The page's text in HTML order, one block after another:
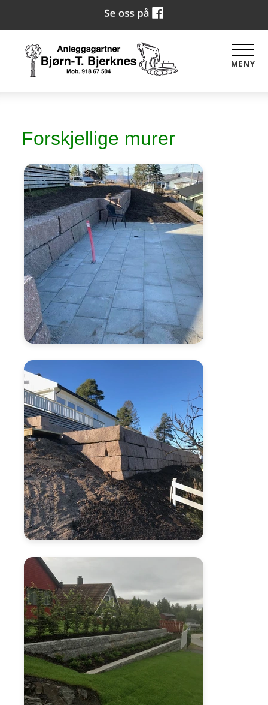
MENY
Forskjellige murer